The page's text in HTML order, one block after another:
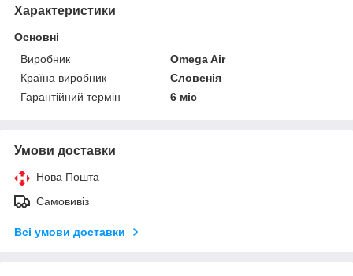
Характеристики
Основні
Виробник
Omega Air
Країна виробник
Словенія
Гарантійний термін
6 міс
Умови доставки
Нова Пошта
Самовивіз
Всі умови доставки